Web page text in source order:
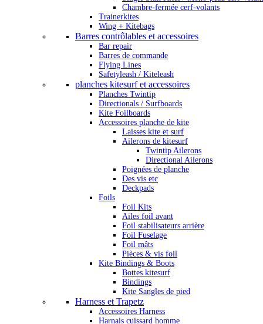
Chambre-fermée cerf-volants
Trainerkites
Wing + Kitebags
Barres contrôlables et accessoires
Bar repair
Barres de commande
Flying Lines
Safetyleash / Kiteleash
planches kitesurf et accessoires
Planches Twintip
Directionals / Surfboards
Kite Foilboards
Accessoires planche de kite
Laisses kite et surf
Ailerons de kitesurf
Twintip Ailerons
Directional Ailerons
Poignées de planche
Des vis etc
Deckpads
Foils
Foil Kits
Ailes foil avant
Foil stabilisateurs arrière
Foil Fuselage
Foil mâts
Pièces & vis foil
Kite Bindings & Boots
Bottes kitesurf
Bindings
Kite Sangles de pied
Harness et Trapetz
Accessoires Harness
Harnais cuissard homme